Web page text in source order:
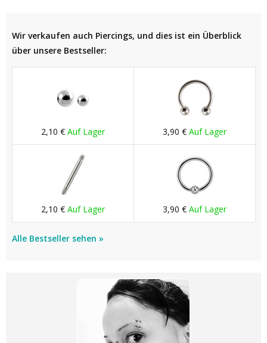
Wir verkaufen auch Piercings, und dies ist ein Überblick
über unsere Bestseller:
2,10 € Auf Lager 3,90 € Auf Lager
2,10 € Auf Lager 3,90 € Auf Lager
Alle Bestseller sehen »